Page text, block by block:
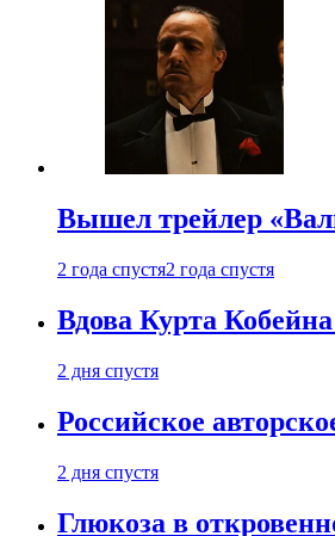
Вышел трейлер
2 года спустя2 года спустя
Вдова Курта
2 дня спустя
Российское
2 дня спустя
Глюкоза в